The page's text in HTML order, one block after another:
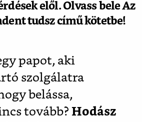
elől. Olvass bele Az
tudsz című kötetbe!
papot, aki
szolgálatra
belássa,
tovább? Hodász